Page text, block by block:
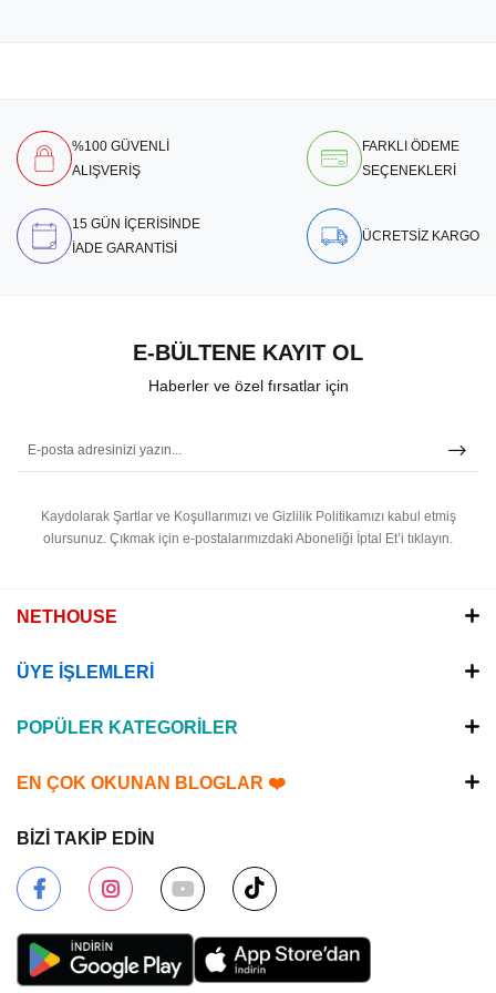
%100 GÜVENLİ
ALIŞVERİŞ
FARKLI ÖDEME
SEÇENEKLERİ
15 GÜN İÇERİSİNDE
İADE GARANTİSİ
ÜCRETSİZ KARGO
E-BÜLTENE KAYIT OL
Haberler ve özel fırsatlar için
Kaydolarak Şartlar ve Koşullarımızı ve Gizlilik Politikamızı kabul etmiş
olursunuz. Çıkmak için e-postalarımızdaki Aboneliği İptal Et’i tıklayın.
NETHOUSE
ÜYE İŞLEMLERİ
POPÜLER KATEGORİLER
EN ÇOK OKUNAN BLOGLAR ❤️
BİZİ TAKİP EDİN